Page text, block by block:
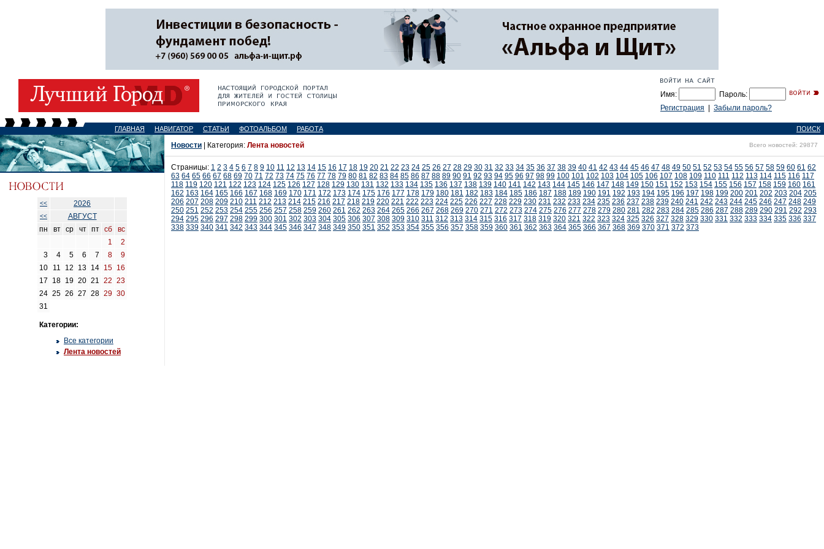
Имя:
Пароль:
Регистрация
Забыли пароль?
ГЛАВНАЯ НАВИГАТОР СТАТЬИ ФОТОАЛЬБОМ РАБОТА ПОИСК
<< 2026
<<
АВГУСТ
пн
вт ср чт пт сб
вс
1
2
3
4 5 6 7 8
9
10
11 12 13 14 15 16
17
18 19 20 21 22 23
24 25 26 27 28 29 30
31
Категории:
Все категории
Лента новостей
Новости | Категория: Лента новостей Всего новостей: 29877
Страницы: 1 2 3 4 5 6 7 8 9 10 11 12 13 14 15 16 17 18 19 20 21 22 23 24 25 26 27 28 29 30 31 32 33 34 35 36 37 38 39 40 41 42 43 44 45 46 47 48 49 50 51 52 53 54 55 56 57 58 59 60 61 62
63 64 65 66 67 68 69 70 71 72 73 74 75 76 77 78 79 80 81 82 83 84 85 86 87 88 89 90 91 92 93 94 95 96 97 98 99 100 101 102 103 104 105 106 107 108 109 110 111 112 113 114 115 116 117
118 119 120 121 122 123 124 125 126 127 128 129 130 131 132 133 134 135 136 137 138 139 140 141 142 143 144 145 146 147 148 149 150 151 152 153 154 155 156 157 158 159 160 161
162 163 164 165 166 167 168 169 170 171 172 173 174 175 176 177 178 179 180 181 182 183 184 185 186 187 188 189 190 191 192 193 194 195 196 197 198 199 200 201 202 203 204 205
206 207 208 209 210 211 212 213 214 215 216 217 218 219 220 221 222 223 224 225 226 227 228 229 230 231 232 233 234 235 236 237 238 239 240 241 242 243 244 245 246 247 248 249
250 251 252 253 254 255 256 257 258 259 260 261 262 263 264 265 266 267 268 269 270 271 272 273 274 275 276 277 278 279 280 281 282 283 284 285 286 287 288 289 290 291 292 293
294 295 296 297 298 299 300 301 302 303 304 305 306 307 308 309 310 311 312 313 314 315 316 317 318 319 320 321 322 323 324 325 326 327 328 329 330 331 332 333 334 335 336 337
338 339 340 341 342 343 344 345 346 347 348 349 350 351 352 353 354 355 356 357 358 359 360 361 362 363 364 365 366 367 368 369 370 371 372 373